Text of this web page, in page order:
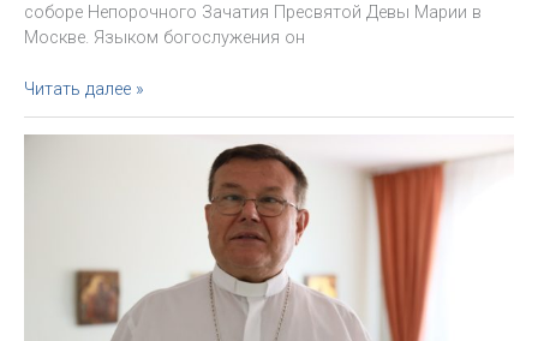
соборе Непорочного Зачатия Пресвятой Девы Марии в
Москве. Языком богослужения он
Первая
Месса
Апостольского
Москве
Читать далее »